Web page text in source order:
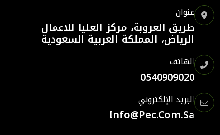
عنوان
طريق العروبة، مركز العليا للاعمال
الرياض، المملكة العربية السعودية
الهاتف
0540909020
البريد الإلكتروني
Info@pec.com.sa